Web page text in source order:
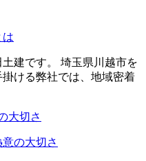
は
建です。 埼玉県川越市を
ける弊社では、地域密着
の大切さ